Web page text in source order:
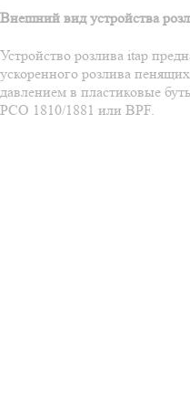
Внешний вид устройства
Устройство розлива itap
ускоренного розлива
давлением в пластиковые
PCO 1810/1881 или BPF.